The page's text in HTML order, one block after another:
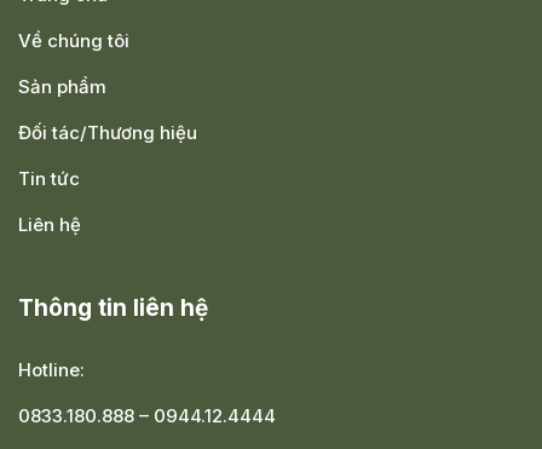
Về chúng tôi
Sản phẩm
Đối tác/Thương hiệu
Tin tức
Liên hệ
Thông tin liên hệ
Hotline:
0833.180.888 – 0944.12.4444